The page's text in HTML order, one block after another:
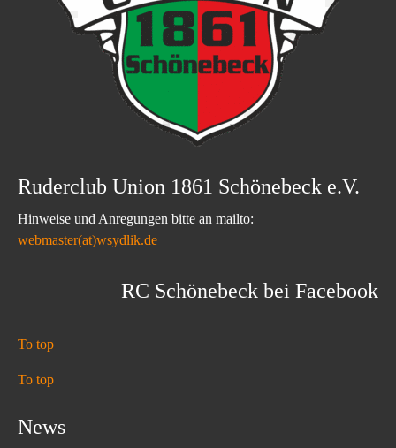
Ruderclub Union 1861 Schönebeck e.V.
Hinweise und Anregungen bitte an mailto:
webmaster(at)wsydlik.de
RC Schönebeck bei Facebook
To top
To top
News